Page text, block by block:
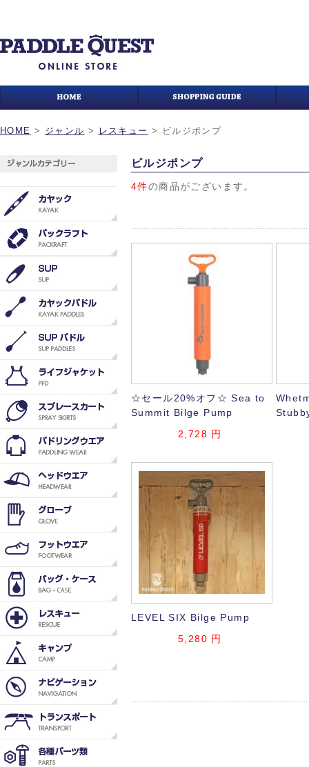
HOME > ジャンル > レスキュー > ビルジポンプ
ビルジポンプ
4件の商品がございます。
☆セール20%オフ☆ Sea to
Summit Bilge Pump
2,728 円
LEVEL SIX Bilge Pump
5,280 円